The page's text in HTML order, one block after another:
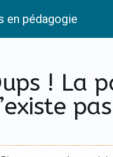
en pédagogie
! La